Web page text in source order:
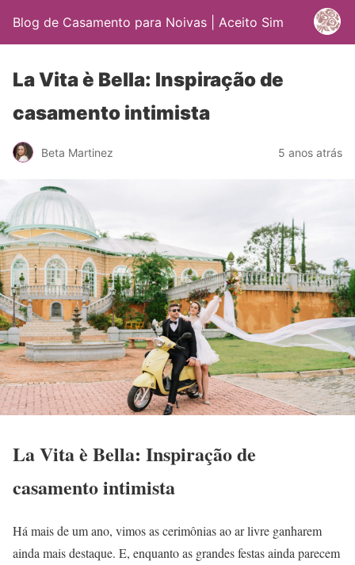
Blog de Casamento para Noivas | Aceito Sim
La Vita è Bella: Inspiração de
casamento intimista
Beta Martinez 5 anos atrás
La Vita è Bella: Inspiração de
casamento intimista
Há mais de um ano, vimos as cerimônias ao ar livre ganharem
ainda mais destaque. E, enquanto as grandes festas ainda parecem